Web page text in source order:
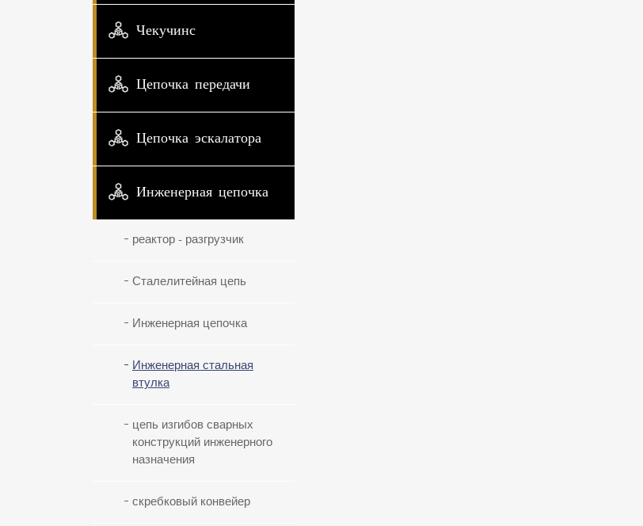
Чекучинс
Цепочка передачи
Цепочка эскалатора
Инженерная цепочка
реактор - разгрузчик
Сталелитейная цепь
Инженерная цепочка
Инженерная стальная
втулка
цепь изгибов сварных
конструкций инженерного
назначения
скребковый конвейер